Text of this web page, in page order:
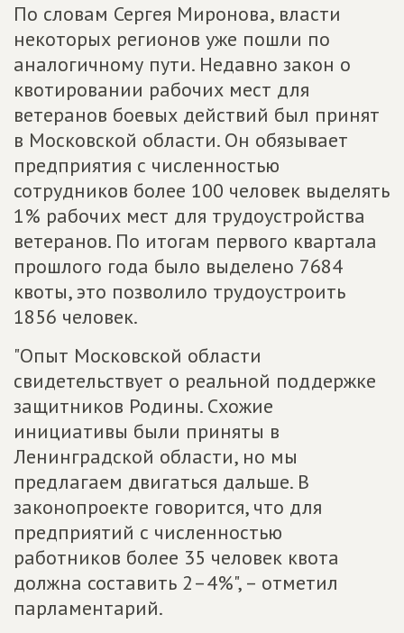
По словам Сергея Миронова, власти
некоторых регионов уже пошли по
аналогичному пути. Недавно закон о
квотировании рабочих мест для
ветеранов боевых действий был принят
в Московской области. Он обязывает
предприятия с численностью
сотрудников более 100 человек выделять
1% рабочих мест для трудоустройства
ветеранов. По итогам первого квартала
прошлого года было выделено 7684
квоты, это позволило трудоустроить
1856 человек.
"Опыт Московской области
свидетельствует о реальной поддержке
защитников Родины. Схожие
инициативы были приняты в
Ленинградской области, но мы
предлагаем двигаться дальше. В
законопроекте говорится, что для
предприятий с численностью
работников более 35 человек квота
должна составить 2–4%", – отметил
парламентарий.